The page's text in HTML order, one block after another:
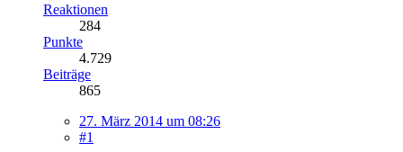
Reaktionen
284
Punkte
4.729
Beiträge
865
27. März 2014 um 08:26
#1